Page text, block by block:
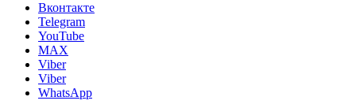
Вконтакте
Telegram
YouTube
MAX
Viber
Viber
WhatsApp